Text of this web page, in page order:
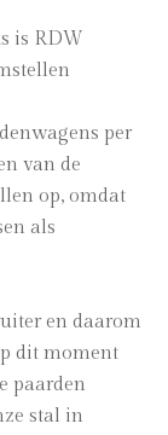
is RDW
per
van de
op, omdat
als
en daarom
dit moment
paarden
stal in